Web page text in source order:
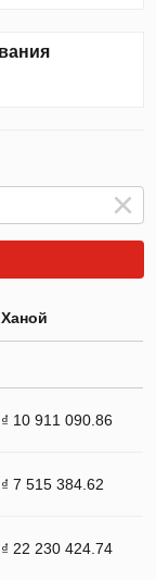
Ханой
₫ 10 911 090.86
₫ 7 515 384.62
₫ 22 230 424.74